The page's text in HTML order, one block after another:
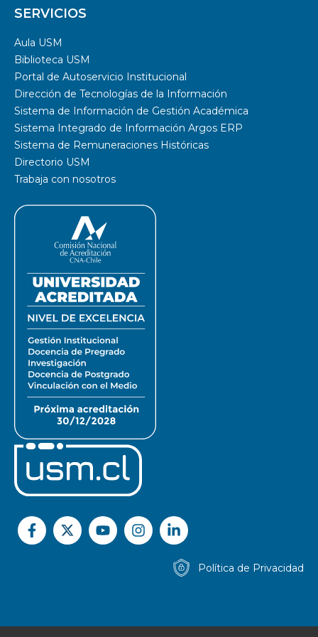
SERVICIOS
Aula USM
Biblioteca USM
Portal de Autoservicio Institucional
Dirección de Tecnologías de la Información
Sistema de Información de Gestión Académica
Sistema Integrado de Información Argos ERP
Sistema de Remuneraciones Históricas
Directorio USM
Trabaja con nosotros
Política de Privacidad